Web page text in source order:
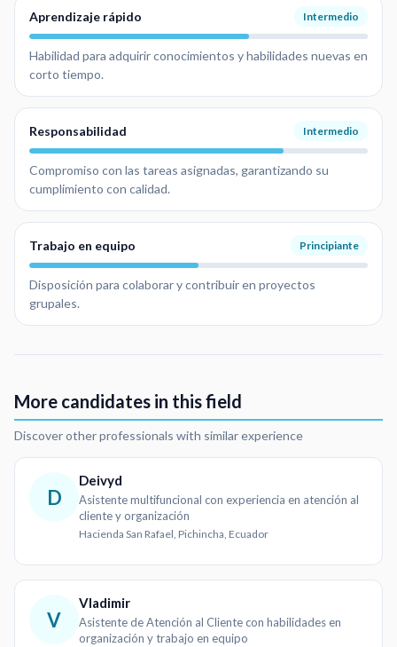
Aprendizaje rápido Intermedio
Habilidad para adquirir conocimientos y habilidades nuevas en
corto tiempo.
Responsabilidad Intermedio
Compromiso con las tareas asignadas, garantizando su
cumplimiento con calidad.
Trabajo en equipo Principiante
Disposición para colaborar y contribuir en proyectos
grupales.
More candidates in this field
Discover other professionals with similar experience
D
Deivyd
Asistente multifuncional con experiencia en atención al
cliente y organización
Hacienda San Rafael, Pichincha, Ecuador
V
Vladimir
Asistente de Atención al Cliente con habilidades en
organización y trabajo en equipo